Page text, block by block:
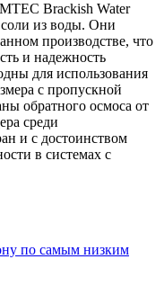
Brackish Water
соли из воды. Они
производстве, что
и надежность
для использования
с пропускной
обратного осмоса от
среди
и с достоинством
в системах с